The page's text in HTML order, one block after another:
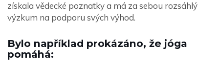
získala vědecké poznatky a má za sebou rozsáhlý
výzkum na podporu svých výhod.
Bylo například prokázáno, že jóga
pomáhá: